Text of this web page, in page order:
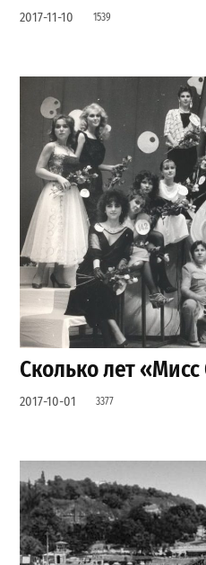
2017-11-10 1539
Сколько лет «Мисс
2017-10-01 3377